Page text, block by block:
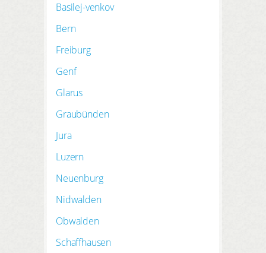
Basilej-venkov
Bern
Freiburg
Genf
Glarus
Graubünden
Jura
Luzern
Neuenburg
Nidwalden
Obwalden
Schaffhausen